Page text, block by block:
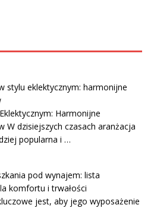
stylu eklektycznym: harmonijne
Harmonijne
W dzisiejszych czasach aranżacja
popularna i …
pod wynajem: lista
komfortu i trwałości
jest, aby jego wyposażenie